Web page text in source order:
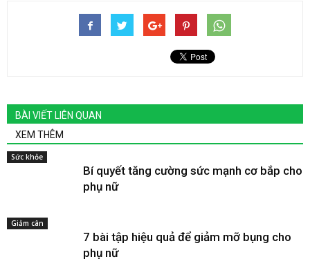
BÀI VIẾT LIÊN QUAN
XEM THÊM
Sức khỏe
Bí quyết tăng cường sức mạnh cơ bắp cho
phụ nữ
Giảm cân
7 bài tập hiệu quả để giảm mỡ bụng cho
phụ nữ